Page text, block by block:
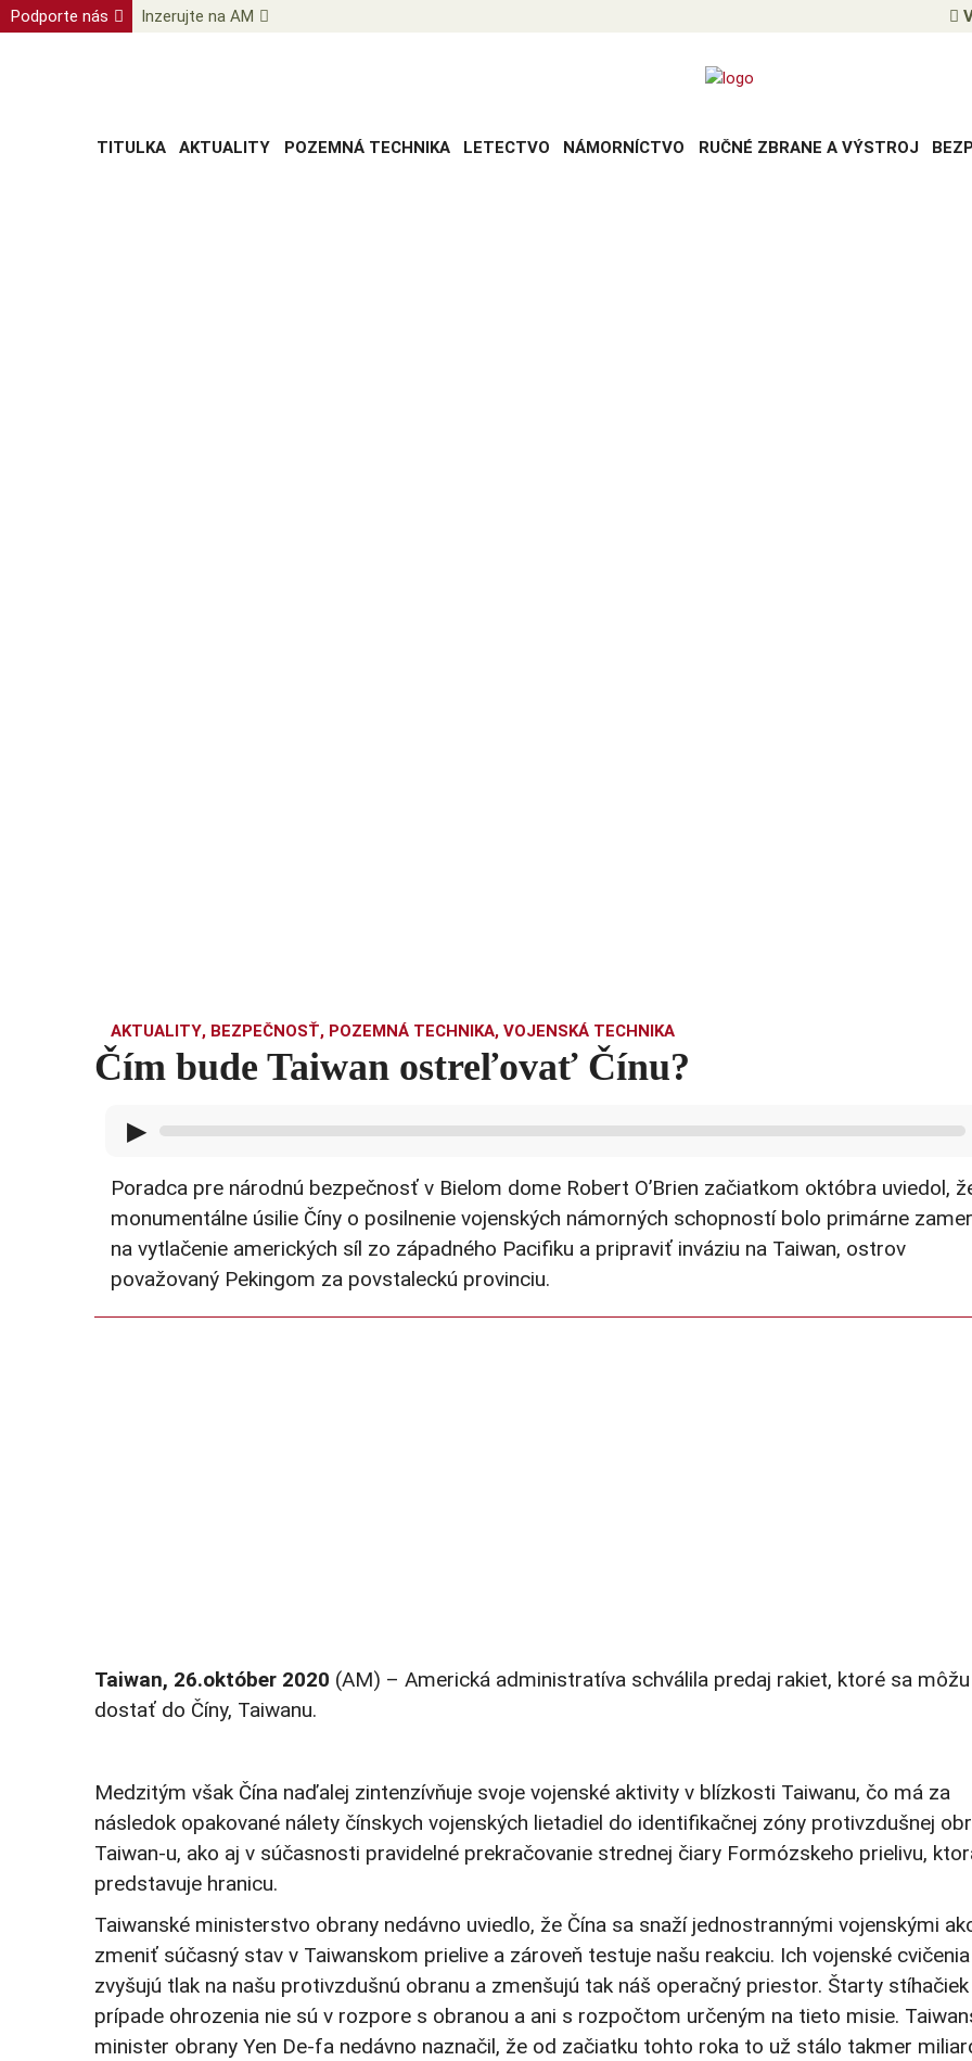
Podporte nás Inzerujte na AM
TITULKA AKTUALITY POZEMNÁ TECHNIKA LETECTVO NÁMORNÍCTVO RUČNÉ ZBRANE A VÝSTROJ
AKTUALITY, BEZPEČNOSŤ, POZEMNÁ TECHNIKA, VOJENSKÁ TECHNIKA
Čím bude Taiwan ostreľovať Čínu?
▶
Poradca pre národnú bezpečnosť v Bielom dome Robert O’Brien začiatkom októbra uviedol,
monumentálne úsilie Číny o posilnenie vojenských námorných schopností bolo primárne
na vytlačenie amerických síl zo západného Pacifiku a pripraviť inváziu na Taiwan, ostrov
považovaný Pekingom za povstaleckú provinciu.
Taiwan, 26.október 2020 (AM) – Americká administratíva schválila predaj rakiet, ktoré sa môžu
dostať do Číny, Taiwanu.
Medzitým však Čína naďalej zintenzívňuje svoje vojenské aktivity v blízkosti Taiwanu, čo má za
následok opakované nálety čínskych vojenských lietadiel do identifikačnej zóny protivzdušnej
Taiwan-u, ako aj v súčasnosti pravidelné prekračovanie strednej čiary Formózskeho prielivu,
predstavuje hranicu.
Taiwanské ministerstvo obrany nedávno uviedlo, že Čína sa snaží jednostrannými vojenskými
zmeniť súčasný stav v Taiwanskom prielive a zároveň testuje našu reakciu. Ich vojenské cvičenia
zvyšujú tlak na našu protivzdušnú obranu a zmenšujú tak náš operačný priestor. Štarty
prípade ohrozenia nie sú v rozpore s obranou a ani s rozpočtom určeným na tieto misie.
minister obrany Yen De-fa nedávno naznačil, že od začiatku tohto roka to už stálo takmer